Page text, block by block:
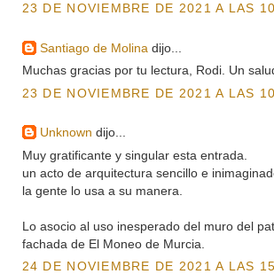
23 DE NOVIEMBRE DE 2021 A LAS
Santiago de Molina dijo...
Muchas gracias por tu lectura, Rodi. Un
23 DE NOVIEMBRE DE 2021 A LAS
Unknown dijo...
Muy gratificante y singular esta entrada.
un acto de arquitectura sencillo e
la gente lo usa a su manera.
Lo asocio al uso inesperado del muro del
fachada de El Moneo de Murcia.
24 DE NOVIEMBRE DE 2021 A LAS